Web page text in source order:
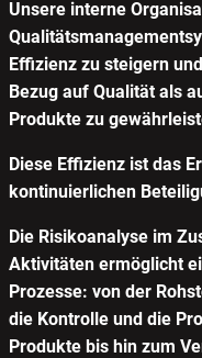
Unsere interne
Effizienz zu steigern
Bezug auf Qualität als
Produkte zu
Diese Effizienz ist das
kontinuierlichen
Die Risikoanalyse im
Aktivitäten ermöglicht
Prozesse: von der
die Kontrolle und die
Produkte bis hin zum